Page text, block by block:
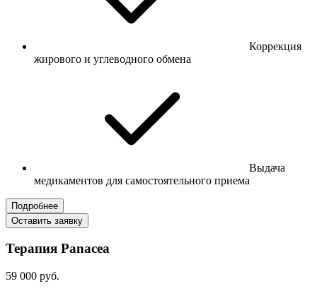
Коррекция
жирового и углеводного обмена
Выдача
медикаментов для самостоятельного приема
Подробнее
Оставить заявку
Терапия Panacea
59 000 руб.